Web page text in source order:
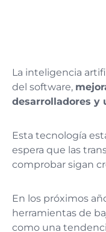
La inteligencia
del software,
desarrolladores y
Esta tecnología
espera que las
comprobar sigan
En los próximos
herramientas de
como una